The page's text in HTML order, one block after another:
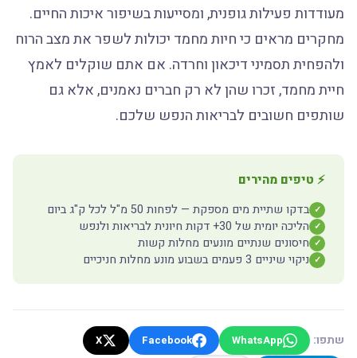
מעודדות פעילות גופנית, ומסייעות בשיפור איכות החיים.
מחקרים מראים כי חיות מחמד יכולות לשפר את מצב הרוח
ולהפחית תסמיני דיכאון וחרדה. אם אתם שוקלים לאמץ
חיית מחמד, זכרו שהן לא רק חברים נאמנים, אלא גם
שותפים חשובים לבריאות הנפש שלכם.
⚡ טיפים מהירים
✓ בדקו שתיית מים מספקת — לפחות 50 מ"ל לכל ק"ג ביום
✓ הליכה יומית של 30+ דקות חיונית לבריאות ולנפש
✓ חיסונים שנתיים מונעים מחלות קשות
✓ ניקוי שיניים 3 פעמים בשבוע מונע מחלות חניכיים
שתפו: WhatsApp
Facebook
X